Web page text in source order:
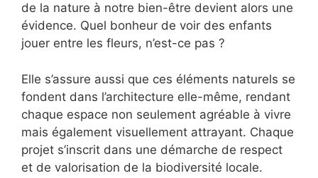
de la nature à notre bien-être devient alors une
évidence. Quel bonheur de voir des enfants
jouer entre les fleurs, n’est-ce pas ?
Elle s’assure aussi que ces éléments naturels se
fondent dans l’architecture elle-même, rendant
chaque espace non seulement agréable à vivre
mais également visuellement attrayant. Chaque
projet s’inscrit dans une démarche de respect
et de valorisation de la biodiversité locale.